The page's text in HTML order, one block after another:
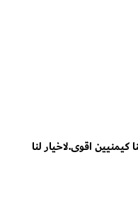
اقوى.لاخيار لنا